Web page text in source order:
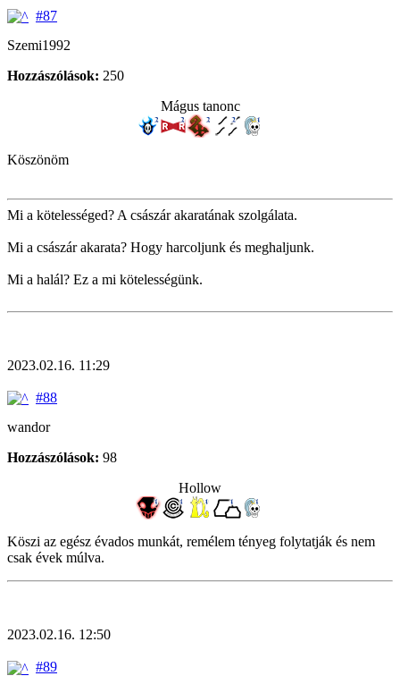
#87
Szemi1992
Hozzászólások: 250
Mágus tanonc
Köszönöm
Mi a kötelességed? A császár akaratának szolgálata.
Mi a császár akarata? Hogy harcoljunk és meghaljunk.
Mi a halál? Ez a mi kötelességünk.
2023.02.16. 11:29
#88
wandor
Hozzászólások: 98
Hollow
Köszi az egész évados munkát, remélem tényeg folytatják és nem
csak évek múlva.
2023.02.16. 12:50
#89